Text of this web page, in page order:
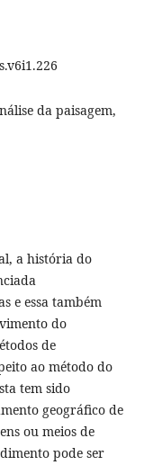
da paisagem,
a história do
e essa também
do
de
ao método do
tem sido
geográfico de
ou meios de
pode ser